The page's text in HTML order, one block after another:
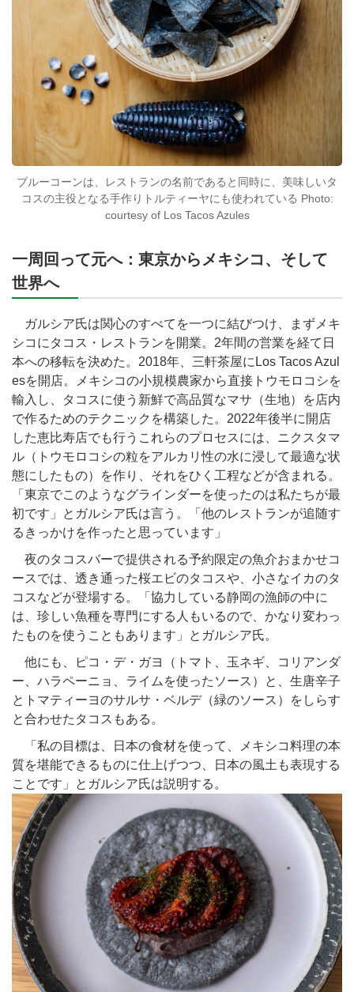
ブルーコーンは、レストランの名前であると同時に、美味しいタ
コスの主役となる手作りトルティーヤにも使われている Photo:
courtesy of Los Tacos Azules
一周回って元へ：東京からメキシコ、そして
世界へ
ガルシア氏は関心のすべてを一つに結びつけ、まずメキ
シコにタコス・レストランを開業。2年間の営業を経て日
本への移転を決めた。2018年、三軒茶屋にLos Tacos Azul
esを開店。メキシコの小規模農家から直接トウモロコシを
輸入し、タコスに使う新鮮で高品質なマサ（生地）を店内
で作るためのテクニックを構築した。2022年後半に開店
した恵比寿店でも行うこれらのプロセスには、ニクスタマ
ル（トウモロコシの粒をアルカリ性の水に浸して最適な状
態にしたもの）を作り、それをひく工程などが含まれる。
「東京でこのようなグラインダーを使ったのは私たちが最
初です」とガルシア氏は言う。「他のレストランが追随す
るきっかけを作ったと思っています」
夜のタコスバーで提供される予約限定の魚介おまかせコ
ースでは、透き通った桜エビのタコスや、小さなイカのタ
コスなどが登場する。「協力している静岡の漁師の中に
は、珍しい魚種を専門にする人もいるので、かなり変わっ
たものを使うこともあります」とガルシア氏。
他にも、ピコ・デ・ガヨ（トマト、玉ネギ、コリアンダ
ー、ハラペーニョ、ライムを使ったソース）と、生唐辛子
とトマティーヨのサルサ・ベルデ（緑のソース）をしらす
と合わせたタコスもある。
「私の目標は、日本の食材を使って、メキシコ料理の本
質を堪能できるものに仕上げつつ、日本の風土も表現する
ことです」とガルシア氏は説明する。